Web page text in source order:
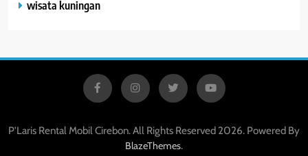
wisata kuningan
P'Laris Rental Mobil Cirebon. All Rights Reserved 2026. Powered By
BlazeThemes.